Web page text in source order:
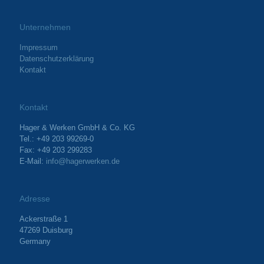
Unternehmen
Impressum
Datenschutzerklärung
Kontakt
Kontakt
Hager & Werken GmbH & Co. KG
Tel.: +49 203 99269-0
Fax: +49 203 299283
E-Mail: info@hagerwerken.de
Adresse
Ackerstraße 1
47269 Duisburg
Germany